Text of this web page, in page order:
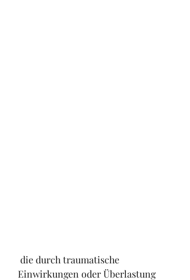
Einwirkungen oder Überlastung